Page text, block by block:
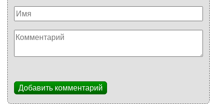
Добавить комментарий